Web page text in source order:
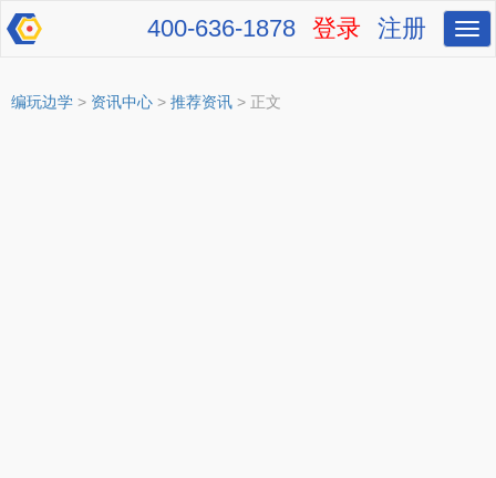
切
换
注册
登录
400-636-1878
编玩边学 > 资讯中心 > 推荐资讯 > 正文